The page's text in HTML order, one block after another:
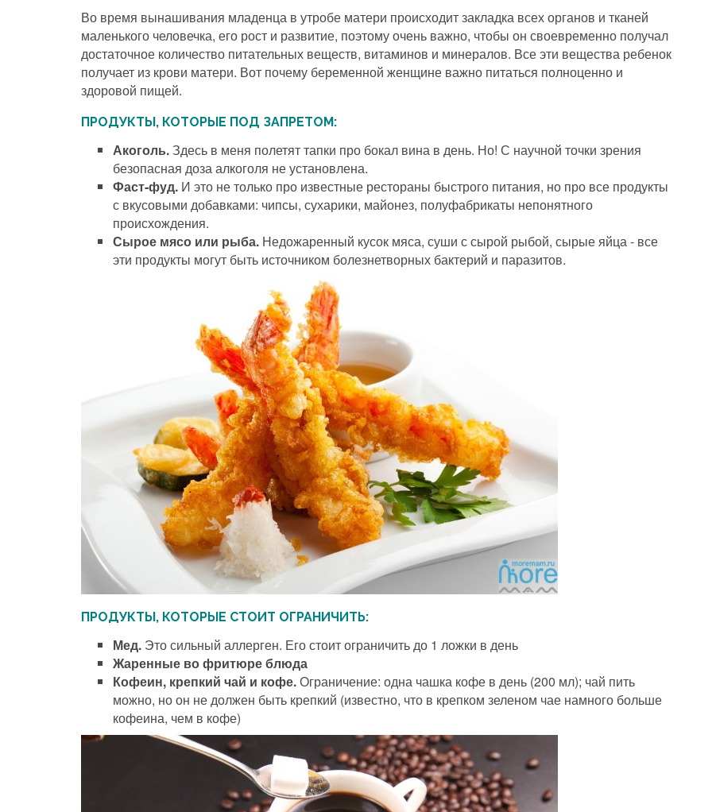
Во время вынашивания младенца в утробе матери происходит закладка всех органов и тканей
маленького человечка, его рост и развитие, поэтому очень важно, чтобы он своевременно получал
достаточное количество питательных веществ, витаминов и минералов. Все эти вещества ребенок
получает из крови матери. Вот почему беременной женщине важно питаться полноценно и
здоровой пищей.
ПРОДУКТЫ, КОТОРЫЕ ПОД ЗАПРЕТОМ:
Акоголь.Здесь в меня полетят тапки про бокал вина в день. Но! С научной точки зрения
безопасная доза алкоголя не установлена.
Фаст-фуд. И это не только про известные рестораны быстрого питания, но про все продукты
с вкусовыми добавками: чипсы, сухарики, майонез, полуфабрикаты непонятного
происхождения.
Сырое мясо или рыба. Недожаренный кусок мяса, суши с сырой рыбой, сырые яйца - все
эти продукты могут быть источником болезнетворных бактерий и паразитов.
ПРОДУКТЫ, КОТОРЫЕ СТОИТ ОГРАНИЧИТЬ:
Мед. Это сильный аллерген. Его стоит ограничить до 1 ложки в день
Жаренные во фритюре блюда
Кофеин, крепкий чай и кофе.Ограничение: одна чашка кофе в день (200 мл); чай пить
можно, но он не должен быть крепкий (известно, что в крепком зеленом чае намного больше
кофеина, чем в кофе)